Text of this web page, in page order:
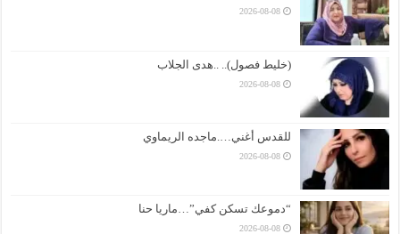
2026-08-08
(خليط فصول).. ..هدى الجلاب
2026-08-08
للقدس أغني….ماجده الريماوي
2026-08-08
“دموعك تسكن كفي”…ماريا حنا
2026-08-08